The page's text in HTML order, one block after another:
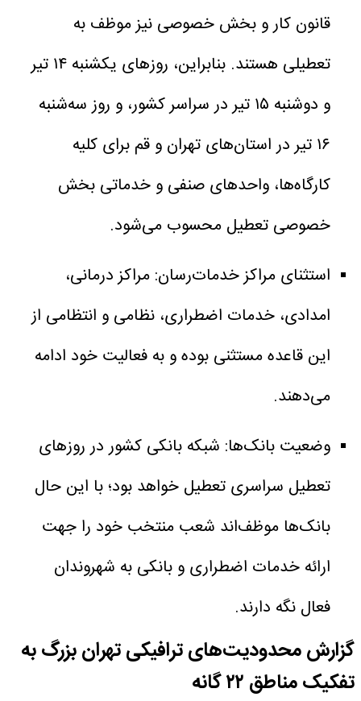
قانون کار و بخش خصوصی نیز موظف به
تعطیلی هستند. بنابراین، روزهای یکشنبه ۱۴ تیر
و دوشنبه ۱۵ تیر در سراسر کشور، و روز سه‌شنبه
۱۶ تیر در استان‌های تهران و قم برای کلیه
کارگاه‌ها، واحدهای صنفی و خدماتی بخش
خصوصی تعطیل محسوب می‌شود.
استثنای مراکز خدمات‌رسان: مراکز درمانی،
امدادی، خدمات اضطراری، نظامی و انتظامی از
این قاعده مستثنی بوده و به فعالیت خود ادامه
می‌دهند.
وضعیت بانک‌ها: شبکه بانکی کشور در روزهای
تعطیل سراسری تعطیل خواهد بود؛ با این حال
بانک‌ها موظف‌اند شعب منتخب خود را جهت
ارائه خدمات اضطراری و بانکی به شهروندان
فعال نگه دارند.
گزارش محدودیت‌های ترافیکی تهران بزرگ به
تفکیک مناطق ۲۲ گانه